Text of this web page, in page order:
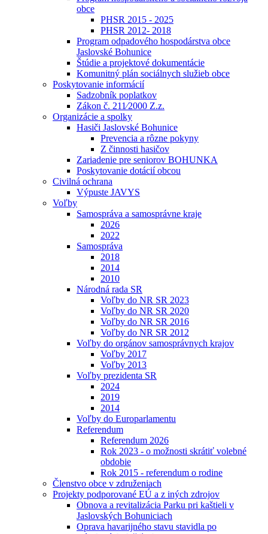
obce
PHSR 2015 - 2025
PHSR 2012- 2018
Program odpadového hospodárstva obce
Jaslovské Bohunice
Štúdie a projektové dokumentácie
Komunitný plán sociálnych služieb obce
Poskytovanie informácií
Sadzobník poplatkov
Zákon č. 211⁄2000 Z.z.
Organizácie a spolky
Hasiči Jaslovské Bohunice
Prevencia a rôzne pokyny
Z činnosti hasičov
Zariadenie pre seniorov BOHUNKA
Poskytovanie dotácií obcou
Civilná ochrana
Výpuste JAVYS
Voľby
Samospráva a samosprávne kraje
2026
2022
Samospráva
2018
2014
2010
Národná rada SR
Voľby do NR SR 2023
Voľby do NR SR 2020
Voľby do NR SR 2016
Voľby do NR SR 2012
Voľby do orgánov samosprávnych krajov
Voľby 2017
Voľby 2013
Voľby prezidenta SR
2024
2019
2014
Voľby do Europarlamentu
Referendum
Referendum 2026
Rok 2023 - o možnosti skrátiť volebné
obdobie
Rok 2015 - referendum o rodine
Členstvo obce v združeniach
Projekty podporované EÚ a z iných zdrojov
Obnova a revitalizácia Parku pri kaštieli v
Jaslovských Bohuniciach
Oprava havarijného stavu stavidla po